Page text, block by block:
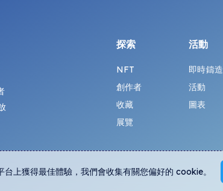
探索
NFT
創作者
收藏
展覽
活動
即時鑄造
活動
圖表
台上獲得最佳體驗，我們會收集有關您偏好的 cookie。